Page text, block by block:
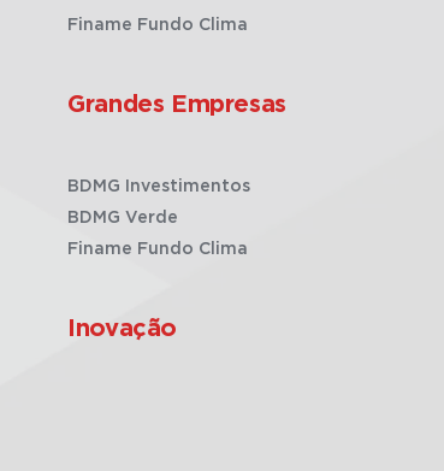
Finame Fundo Clima
Grandes Empresas
BDMG Investimentos
BDMG Verde
Finame Fundo Clima
Inovação